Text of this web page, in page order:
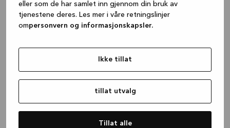
eller som de har samlet inn gjennom din bruk av
tjenestene deres. Les mer i våre retningslinjer
ompersonvern og informasjonskapsler.
Ikke tillat
tillat utvalg
Tillat alle
(see the browser console for more
information).